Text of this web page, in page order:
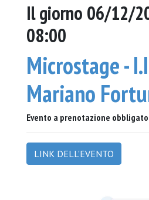
Il giorno 06/12/
08:00
Microstage -
Mariano
Evento a prenotazione
LINK DELL'EVENTO